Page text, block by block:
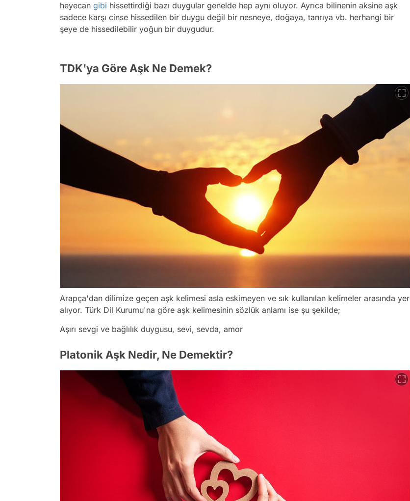
heyecan gibi hissettirdiği bazı duygular genelde hep aynı oluyor. Ayrıca bilinenin aksine aşk
sadece karşı cinse hissedilen bir duygu değil bir nesneye, doğaya, tanrıya vb. herhangi bir
şeye de hissedilebilir yoğun bir duygudur.
TDK'ya Göre Aşk Ne Demek?
Arapça'dan dilimize geçen aşk kelimesi asla eskimeyen ve sık kullanılan kelimeler arasında yer
alıyor. Türk Dil Kurumu'na göre aşk kelimesinin sözlük anlamı ise şu şekilde;
Aşırı sevgi ve bağlılık duygusu, sevi, sevda, amor
Platonik Aşk Nedir, Ne Demektir?